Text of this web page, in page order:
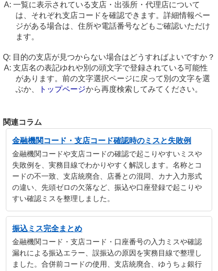
一覧に表示されている支店・出張所・代理店について
は、それぞれ支店コードを確認できます。詳細情報ペー
ジがある場合は、住所や電話番号などもご確認いただけ
ます。
目的の支店が見つからない場合はどうすればよいですか？
支店名の表記ゆれや別の頭文字で登録されている可能性
があります。前の文字選択ページに戻って別の文字を選
ぶか、
トップページから再度検索してみてください。
関連コラム
金融機関コード・支店コード確認時のミスと失敗例
金融機関コードや支店コードの確認で起こりやすいミスや
失敗例を、実務目線でわかりやすく解説します。名称とコ
ードの不一致、支店統廃合、店番との混同、カナ入力形式
の違い、先頭ゼロの欠落など、振込や口座登録で起こりや
すい確認ミスを整理しました。
振込ミス完全まとめ
金融機関コード・支店コード・口座番号の入力ミスや確認
漏れによる振込エラー、誤振込の原因を実務目線で整理し
ました。合併前コードの使用、支店統廃合、ゆうちょ銀行